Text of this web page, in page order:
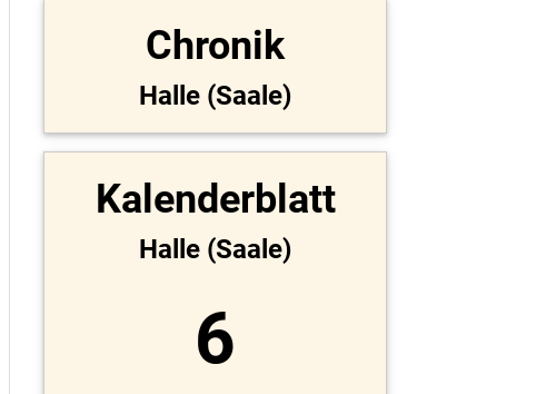
Chronik
Halle (Saale)
Kalenderblatt
Halle (Saale)
6